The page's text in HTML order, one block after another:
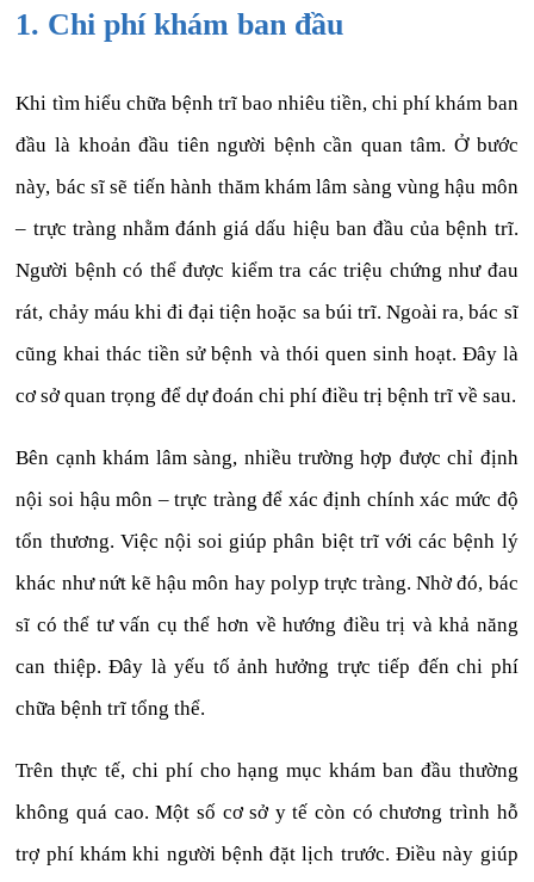
1. Chi phí khám ban đầu
Khi tìm hiểu chữa bệnh trĩ bao nhiêu tiền, chi phí khám ban
đầu là khoản đầu tiên người bệnh cần quan tâm. Ở bước
này, bác sĩ sẽ tiến hành thăm khám lâm sàng vùng hậu môn
– trực tràng nhằm đánh giá dấu hiệu ban đầu của bệnh trĩ.
Người bệnh có thể được kiểm tra các triệu chứng như đau
rát, chảy máu khi đi đại tiện hoặc sa búi trĩ. Ngoài ra, bác sĩ
cũng khai thác tiền sử bệnh và thói quen sinh hoạt. Đây là
cơ sở quan trọng để dự đoán chi phí điều trị bệnh trĩ về sau.
Bên cạnh khám lâm sàng, nhiều trường hợp được chỉ định
nội soi hậu môn – trực tràng để xác định chính xác mức độ
tổn thương. Việc nội soi giúp phân biệt trĩ với các bệnh lý
khác như nứt kẽ hậu môn hay polyp trực tràng. Nhờ đó, bác
sĩ có thể tư vấn cụ thể hơn về hướng điều trị và khả năng
can thiệp. Đây là yếu tố ảnh hưởng trực tiếp đến chi phí
chữa bệnh trĩ tổng thể.
Trên thực tế, chi phí cho hạng mục khám ban đầu thường
không quá cao. Một số cơ sở y tế còn có chương trình hỗ
trợ phí khám khi người bệnh đặt lịch trước. Điều này giúp